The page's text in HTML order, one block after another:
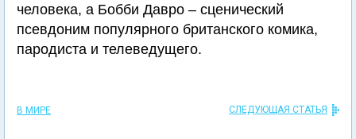
человека, а Бобби Давро – сценический
псевдоним популярного британского комика,
пародиста и телеведущего.
В МИРЕ СЛЕДУЮЩАЯ СТАТЬЯ